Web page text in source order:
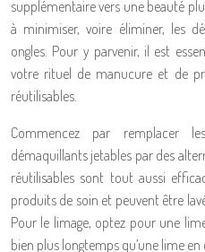
supplémentaire vers une beauté
à minimiser, voire éliminer, les
ongles. Pour y parvenir, il est
votre rituel de manucure et de
réutilisables.
Commencez par remplacer
démaquillants jetables par des
réutilisables sont tout aussi
produits de soin et peuvent être
Pour le limage, optez pour une
bien plus longtemps qu’une lime